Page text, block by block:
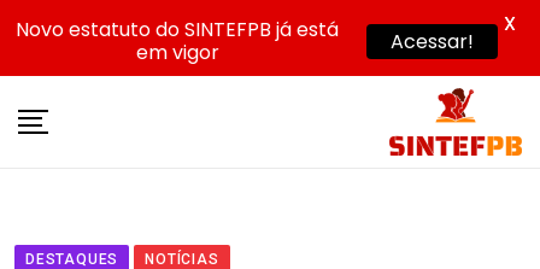
DESTAQUES NOTÍCIAS
Novo estatuto do SINTEFPB já está
em vigor
Acessar!
X